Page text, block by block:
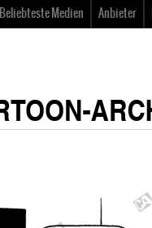
Beliebteste Medien Anbieter